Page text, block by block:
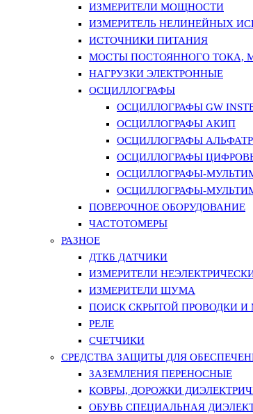
ИЗМЕРИТЕЛИ МОЩНОСТИ
ИЗМЕРИТЕЛЬ НЕЛИНЕЙНЫХ
ИСТОЧНИКИ ПИТАНИЯ
МОСТЫ ПОСТОЯННОГО ТОКА,
НАГРУЗКИ ЭЛЕКТРОННЫЕ
ОСЦИЛЛОГРАФЫ
ОСЦИЛЛОГРАФЫ GW
ОСЦИЛЛОГРАФЫ АКИП
ОСЦИЛЛОГРАФЫ
ОСЦИЛЛОГРАФЫ ЦИФРОВЫЕ
ОСЦИЛЛОГРАФЫ-
ОСЦИЛЛОГРАФЫ-
ПОВЕРОЧНОЕ ОБОРУДОВАНИЕ
ЧАСТОТОМЕРЫ
РАЗНОЕ
ДТКБ ДАТЧИКИ
ИЗМЕРИТЕЛИ
ИЗМЕРИТЕЛИ ШУМА
ПОИСК СКРЫТОЙ ПРОВОДКИ
РЕЛЕ
СЧЕТЧИКИ
СРЕДСТВА ЗАЩИТЫ ДЛЯ
ЗАЗЕМЛЕНИЯ ПЕРЕНОСНЫЕ
КОВРЫ, ДОРОЖКИ
ОБУВЬ СПЕЦИАЛЬНАЯ